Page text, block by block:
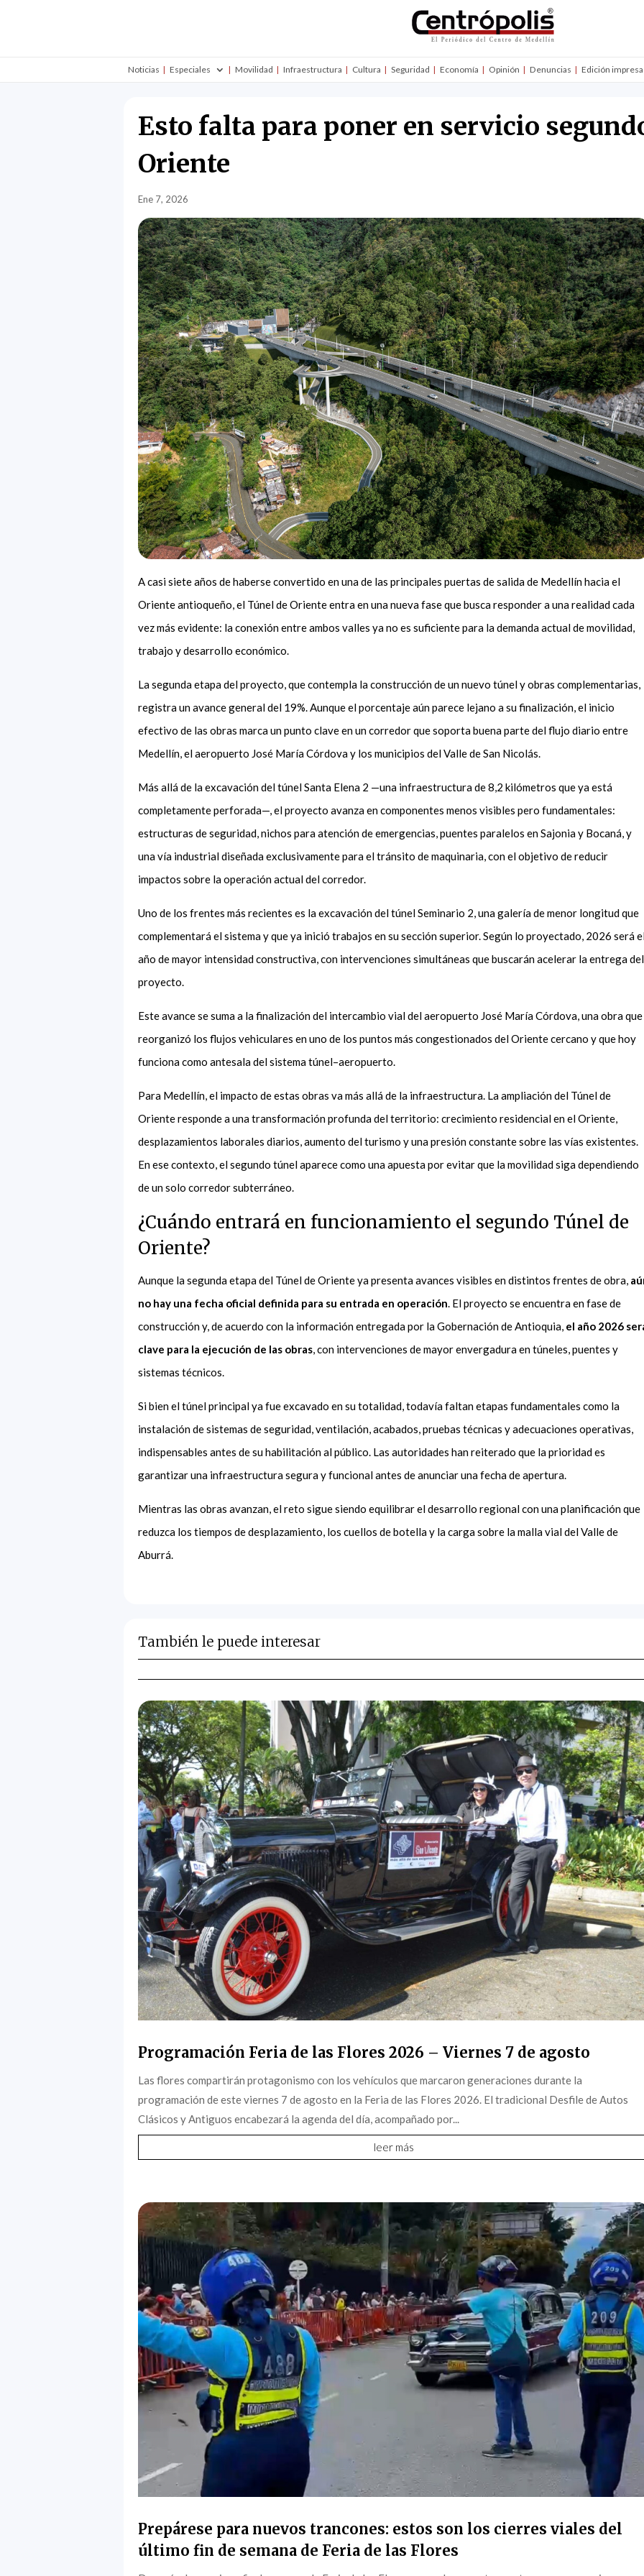
Noticias Especiales Movilidad Infraestructura Cultura Seguridad Economía Opinión Denuncias Edición impresa
Esto falta para poner en servicio
Oriente
Ene 7, 2026
A casi siete años de haberse convertido en una de las principales puertas de salida de Medellín hacia el
Oriente antioqueño, el Túnel de Oriente entra en una nueva fase que busca responder a una realidad cada
vez más evidente: la conexión entre ambos valles ya no es suficiente para la demanda actual de movilidad,
trabajo y desarrollo económico.
La segunda etapa del proyecto, que contempla la construcción de un nuevo túnel y obras complementarias,
registra un avance general del 19%. Aunque el porcentaje aún parece lejano a su finalización, el inicio
efectivo de las obras marca un punto clave en un corredor que soporta buena parte del flujo diario entre
Medellín, el aeropuerto José María Córdova y los municipios del Valle de San Nicolás.
Más allá de la excavación del túnel Santa Elena 2 —una infraestructura de 8,2 kilómetros que ya está
completamente perforada—, el proyecto avanza en componentes menos visibles pero fundamentales:
estructuras de seguridad, nichos para atención de emergencias, puentes paralelos en Sajonia y Bocaná, y
una vía industrial diseñada exclusivamente para el tránsito de maquinaria, con el objetivo de reducir
impactos sobre la operación actual del corredor.
Uno de los frentes más recientes es la excavación del túnel Seminario 2, una galería de menor longitud que
complementará el sistema y que ya inició trabajos en su sección superior. Según lo proyectado, 2026 será
año de mayor intensidad constructiva, con intervenciones simultáneas que buscarán acelerar la entrega del
proyecto.
Este avance se suma a la finalización del intercambio vial del aeropuerto José María Córdova, una obra que
reorganizó los flujos vehiculares en uno de los puntos más congestionados del Oriente cercano y que hoy
funciona como antesala del sistema túnel–aeropuerto.
Para Medellín, el impacto de estas obras va más allá de la infraestructura. La ampliación del Túnel de
Oriente responde a una transformación profunda del territorio: crecimiento residencial en el Oriente,
desplazamientos laborales diarios, aumento del turismo y una presión constante sobre las vías existentes.
En ese contexto, el segundo túnel aparece como una apuesta por evitar que la movilidad siga dependiendo
de un solo corredor subterráneo.
¿Cuándo entrará en funcionamiento el segundo Túnel de
Oriente?
Aunque la segunda etapa del Túnel de Oriente ya presenta avances visibles en distintos frentes de obra,
no hay una fecha oficial definida para su entrada en operación. El proyecto se encuentra en fase de
construcción y, de acuerdo con la información entregada por la Gobernación de Antioquia, el año 2026
clave para la ejecución de las obras, con intervenciones de mayor envergadura en túneles, puentes y
sistemas técnicos.
Si bien el túnel principal ya fue excavado en su totalidad, todavía faltan etapas fundamentales como la
instalación de sistemas de seguridad, ventilación, acabados, pruebas técnicas y adecuaciones operativas,
indispensables antes de su habilitación al público. Las autoridades han reiterado que la prioridad es
garantizar una infraestructura segura y funcional antes de anunciar una fecha de apertura.
Mientras las obras avanzan, el reto sigue siendo equilibrar el desarrollo regional con una planificación que
reduzca los tiempos de desplazamiento, los cuellos de botella y la carga sobre la malla vial del Valle de
Aburrá.
También le puede interesar
Programación Feria de las Flores 2026 – Viernes 7 de agosto
Las flores compartirán protagonismo con los vehículos que marcaron generaciones durante la
programación de este viernes 7 de agosto en la Feria de las Flores 2026. El tradicional Desfile de Autos
Clásicos y Antiguos encabezará la agenda del día, acompañado por...
leer más
Prepárese para nuevos trancones: estos son los cierres viales del
último fin de semana de Feria de las Flores